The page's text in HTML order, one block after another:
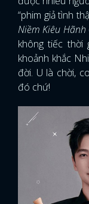
“phim giả tình
Niềm Kiêu Hãnh
không tiếc thời
khoảnh khắc
đời. U là chời,
đó chứ!